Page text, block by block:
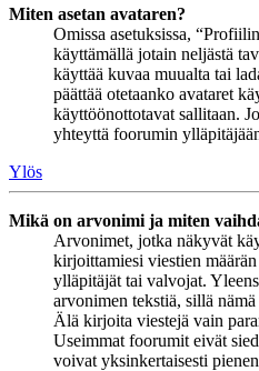
Miten asetan avataren?
Omissa asetuksissa,
käyttämällä jotain neljästä
käyttää kuvaa muualta tai
päättää otetaanko avataret
käyttöönottotavat sallitaan.
yhteyttä foorumin
Ylös
Mikä on arvonimi ja miten
Arvonimet, jotka näkyvät
kirjoittamiesi viestien
ylläpitäjät tai valvojat.
arvonimen tekstiä, sillä
Älä kirjoita viestejä vain
Useimmat foorumit eivät
voivat yksinkertaisesti